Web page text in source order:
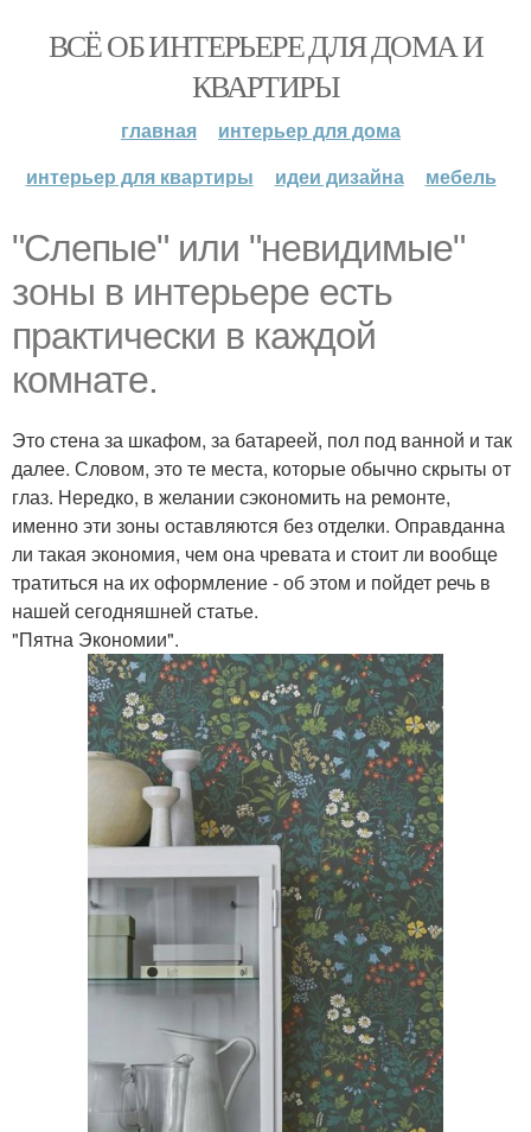
ВСЁ ОБ ИНТЕРЬЕРЕ ДЛЯ ДОМА И
КВАРТИРЫ
главная
интерьер для дома
интерьер для квартиры
идеи дизайна мебель
"Слепые" или "невидимые"
зоны в интерьере есть
практически в каждой
комнате.
Это стена за шкафом, за батареей, пол под ванной и так
далее. Словом, это те места, которые обычно скрыты от
глаз. Нередко, в желании сэкономить на ремонте,
именно эти зоны оставляются без отделки. Оправданна
ли такая экономия, чем она чревата и стоит ли вообще
тратиться на их оформление - об этом и пойдет речь в
нашей сегодняшней статье.
"Пятна Экономии".